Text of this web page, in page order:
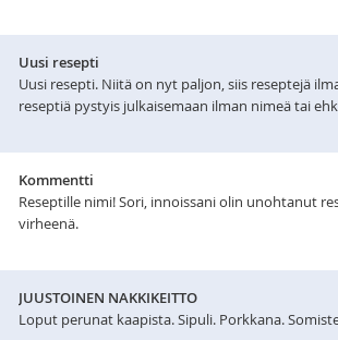
Uusi resepti
Uusi resepti. Niitä on nyt paljon, siis reseptejä
reseptiä pystyis julkaisemaan ilman nimeä tai
Kommentti
Reseptille nimi! Sori, innoissani olin unohtanut
virheenä.
JUUSTOINEN NAKKIKEITTO
Loput perunat kaapista. Sipuli. Porkkana.